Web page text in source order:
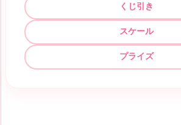
くじ引き
スケール
プライズ